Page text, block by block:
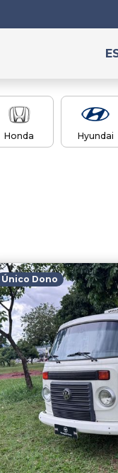
Honda Hyundai
Único Dono